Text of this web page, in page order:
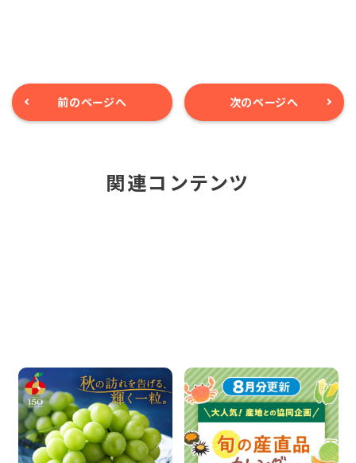
前のページへ 次のページへ
関連コンテンツ
旬の産直品「山形県産 シャイ
ンマスカット」の販売を開始し
ました。
2026.08.03
お知らせ
8月の【旬の産直品カレンダ
ー】を公開しました！
2026.07.31
お知らせ